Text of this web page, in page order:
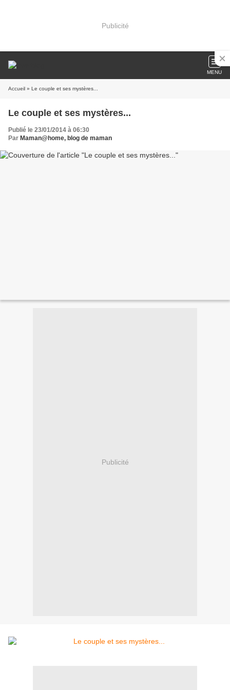
Publicité
MENU
Accueil » Le couple et ses mystères...
Le couple et ses mystères...
Publié le 23/01/2014 à 06:30
Par Maman@home, blog de maman
Publicité